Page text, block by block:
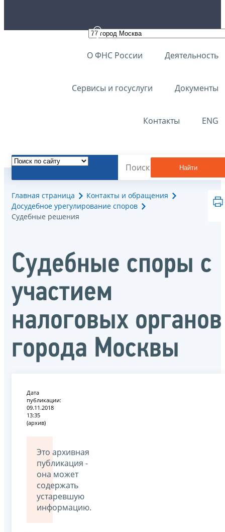
О ФНС России Деятельность
Сервисы и госуслуги Документы
Контакты ENG
Найти
Главная страница
Контакты и обращения
Досудебное урегулирование споров
Судебные решения
Судебные споры с
участием
налоговых органов
города Москвы
Дата
публикации:
09.11.2018
13:35
(архив)
Это архивная
публикация -
она может
содержать
устаревшую
информацию.